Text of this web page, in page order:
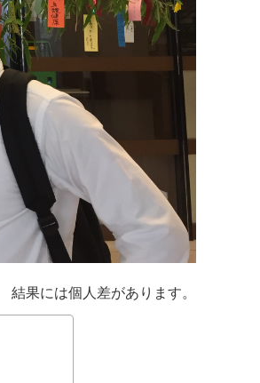
結果には個人差があります。